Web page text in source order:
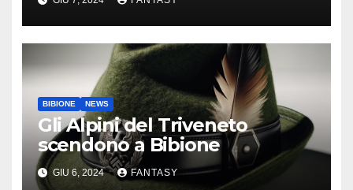
Bibione
BIBIONE NEWS
Gli Alpini del Triveneto
scendono a Bibione
GIU 6, 2024 FANTASY